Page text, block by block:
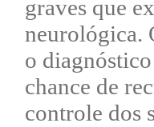
graves que
neurológica.
o
chance de
controle dos